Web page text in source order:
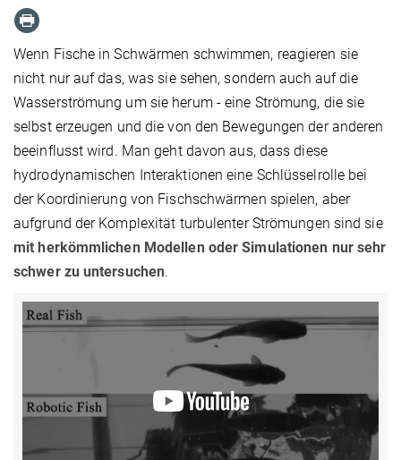
Wenn Fische in Schwärmen schwimmen, reagieren sie
nicht nur auf das, was sie sehen, sondern auch auf die
Wasserströmung um sie herum - eine Strömung, die sie
selbst erzeugen und die von den Bewegungen der anderen
beeinflusst wird. Man geht davon aus, dass diese
hydrodynamischen Interaktionen eine Schlüsselrolle bei
der Koordinierung von Fischschwärmen spielen, aber
aufgrund der Komplexität turbulenter Strömungen sind sie
mit herkömmlichen Modellen oder Simulationen nur sehr
schwer zu untersuchen.